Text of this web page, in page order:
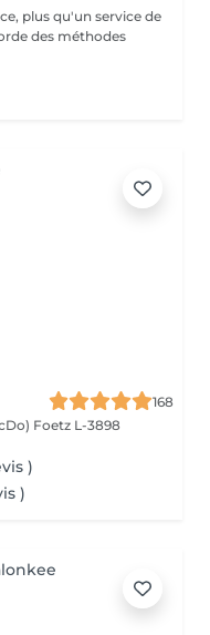
plus qu'un service de
des méthodes
168
Foetz L-3898
)
)